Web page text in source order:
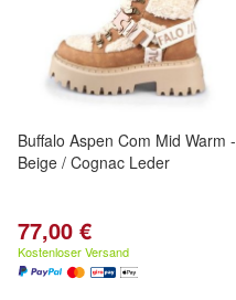
Buffalo Aspen Com Mid Warm -
Beige / Cognac Leder
77,00 €
Kostenloser Versand